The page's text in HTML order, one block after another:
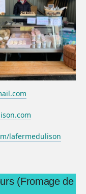
lafermedulison
(Fromage de